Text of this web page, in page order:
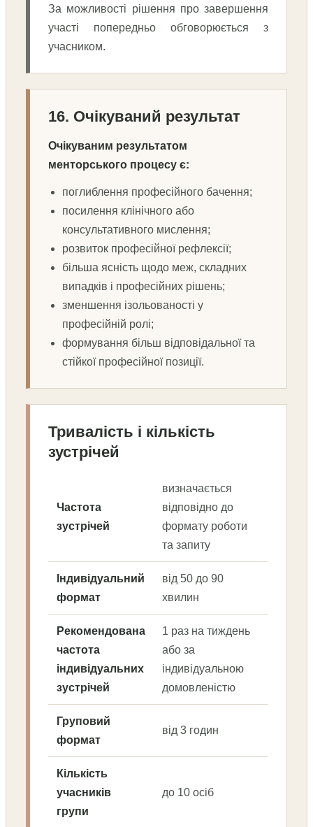
За можливості рішення про завершення
участі попередньо обговорюється з
учасником.
16. Очікуваний результат
Очікуваним результатом
менторського процесу є:
поглиблення професійного бачення;
посилення клінічного або
консультативного мислення;
розвиток професійної рефлексії;
більша ясність щодо меж, складних
випадків і професійних рішень;
зменшення ізольованості у
професійній ролі;
формування більш відповідальної та
стійкої професійної позиції.
Тривалість і кількість
зустрічей
Частота
зустрічей
визначається
відповідно до
формату роботи
та запиту
Індивідуальний
формат
від 50 до 90
хвилин
Рекомендована
частота
індивідуальних
зустрічей
1 раз на тиждень
або за
індивідуальною
домовленістю
Груповий
формат
від 3 годин
Кількість
учасників
групи
до 10 осіб